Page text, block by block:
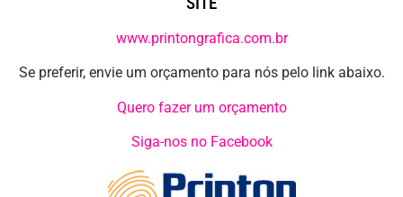
www.printongrafica.com.br
Se preferir, envie um orçamento para nós pelo link abaixo.
Quero fazer um orçamento
Siga-nos no Facebook